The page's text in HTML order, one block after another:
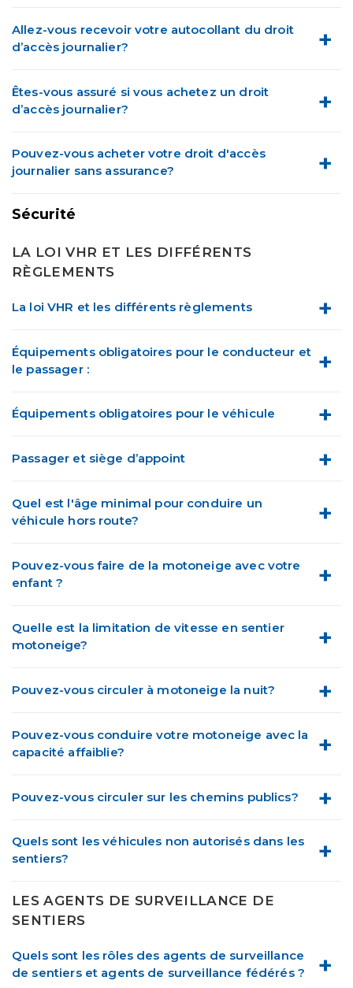
Allez-vous recevoir votre autocollant du droit
d’accès journalier?
Êtes-vous assuré si vous achetez un droit
d’accès journalier?
Pouvez-vous acheter votre droit d'accès
journalier sans assurance?
Sécurité
LA LOI VHR ET LES DIFFÉRENTS
RÈGLEMENTS
La loi VHR et les différents règlements
Équipements obligatoires pour le conducteur et
le passager :
Équipements obligatoires pour le véhicule
Passager et siège d’appoint
Quel est l'âge minimal pour conduire un
véhicule hors route?
Pouvez-vous faire de la motoneige avec votre
enfant ?
Quelle est la limitation de vitesse en sentier
motoneige?
Pouvez-vous circuler à motoneige la nuit?
Pouvez-vous conduire votre motoneige avec la
capacité affaiblie?
Pouvez-vous circuler sur les chemins publics?
Quels sont les véhicules non autorisés dans les
sentiers?
LES AGENTS DE SURVEILLANCE DE
SENTIERS
Quels sont les rôles des agents de surveillance
de sentiers et agents de surveillance fédérés ?